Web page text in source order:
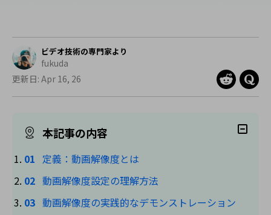
サポート
カスタマーサポート
ブランド紹介
購入する
検索
ビデオ技術の専門家より
fukuda
更新日: Apr 16, 26
本記事の内容
定義：動画解像度とは
動画解像度設定の理解方法
動画解像度の実践的なデモンストレーション